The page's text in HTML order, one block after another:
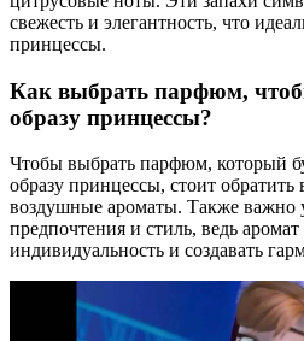
свежесть и элегантность, что
принцессы.
Как выбрать парфюм,
образу принцессы?
Чтобы выбрать парфюм, который
образу принцессы, стоит
воздушные ароматы. Также важно
предпочтения и стиль, ведь
индивидуальность и создавать